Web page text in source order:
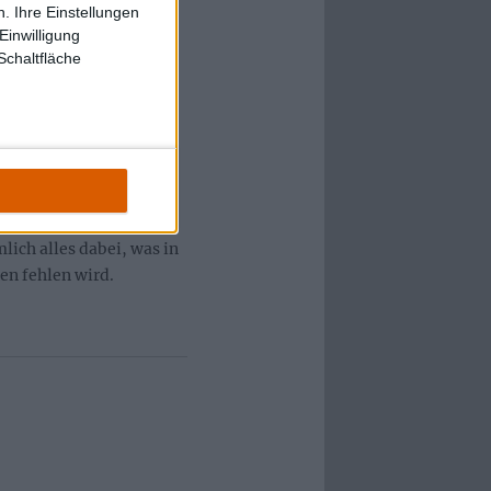
Ihre Einstellungen
gerichtet. Er
zwischen den
Seine orangerot
Hochzeitsfeier. Nur
langhaarige Männer
alles dabei, was in
fehlen wird.